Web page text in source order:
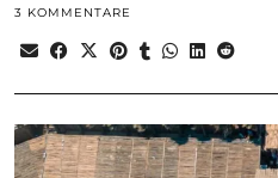
3 KOMMENTARE